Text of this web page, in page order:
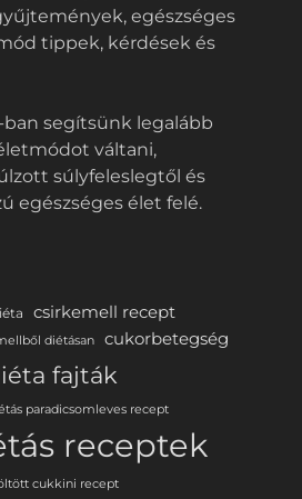
egészséges
tippek, kérdések és
segítsünk legalább
váltani,
súlyfeleslegtől és
egészséges élet felé.
csirkemell recept
diétásan cukorbetegség
fajták
paradicsomleves recept
receptek
cukkini recept